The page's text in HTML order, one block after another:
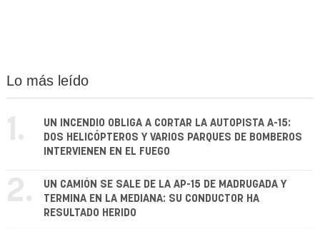
Lo más leído
1.
UN INCENDIO OBLIGA A CORTAR LA AUTOPISTA A-15:
DOS HELICÓPTEROS Y VARIOS PARQUES DE BOMBEROS
INTERVIENEN EN EL FUEGO
2.
UN CAMIÓN SE SALE DE LA AP-15 DE MADRUGADA Y
TERMINA EN LA MEDIANA: SU CONDUCTOR HA
RESULTADO HERIDO